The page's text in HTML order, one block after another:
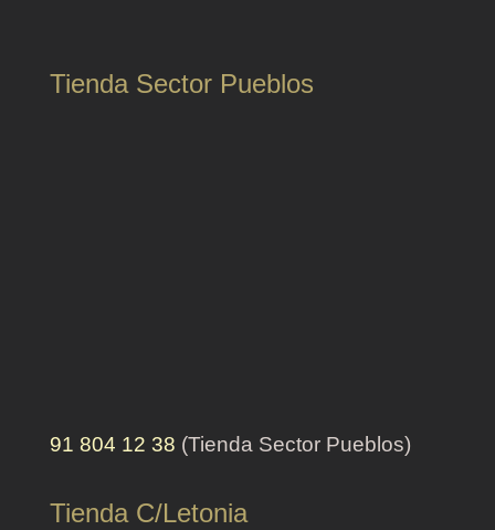
Tienda Sector Pueblos
91 804 12 38 (Tienda Sector Pueblos)
Tienda C/Letonia